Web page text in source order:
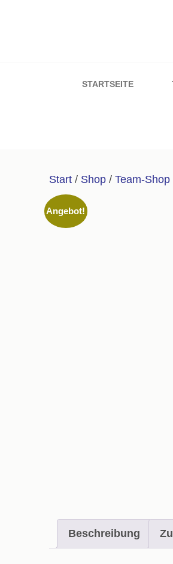
STARTSEITE
Start / Shop / Team-Shop
Angebot!
Beschreibung